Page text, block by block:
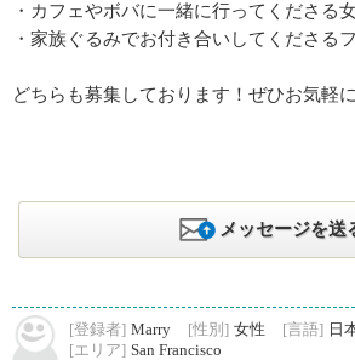
・カフェやボバに一緒に行ってくださる
・家族ぐるみでお付き合いしてくださる
どちらも募集しております！ぜひお気軽
メッセージを送
[登録者] Marry [性別] 女性 [言語] 日
[エリア] San Francisco